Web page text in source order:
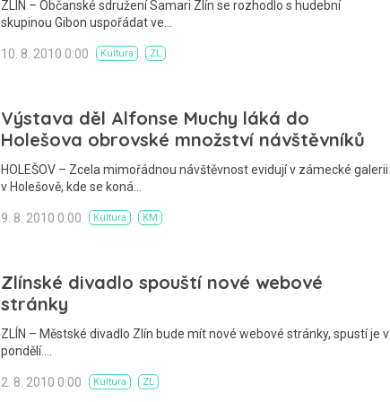
ZLÍN – Občanské sdružení Samari Zlín se rozhodlo s hudební
skupinou Gibon uspořádat ve…
10. 8. 2010 0:00 Kultura ZL
Výstava děl Alfonse Muchy láká do
Holešova obrovské množství návštěvníků
HOLEŠOV – Zcela mimořádnou návštěvnost evidují v zámecké galerii
v Holešově, kde se koná…
9. 8. 2010 0:00 Kultura KM
Zlínské divadlo spouští nové webové
stránky
ZLÍN – Městské divadlo Zlín bude mít nové webové stránky, spustí je v
pondělí.…
2. 8. 2010 0:00 Kultura ZL